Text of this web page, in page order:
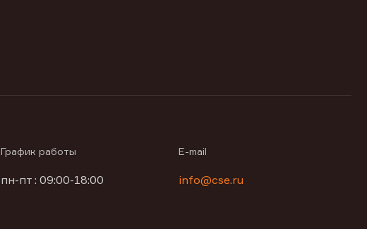
График работы
пн-пт : 09:00-18:00
E-mail
info@cse.ru